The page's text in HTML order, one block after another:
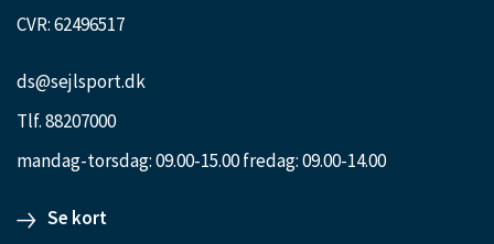
CVR: 62496517
ds@sejlsport.dk
Tlf. 88207000
mandag-torsdag: 09.00-15.00 fredag: 09.00-14.00
Se kort